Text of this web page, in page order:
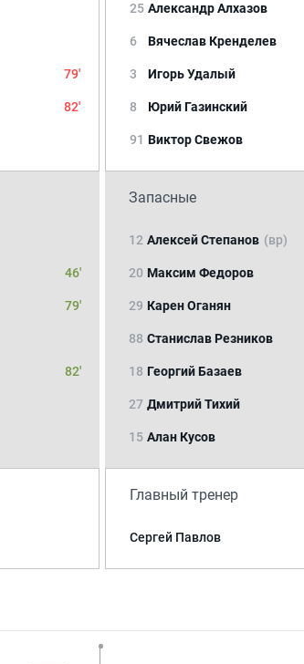
79'
82'
46'
79'
82'
25 Александр Алхазов
6 Вячеслав Кренделев
3 Игорь Удалый
8 Юрий Газинский
91 Виктор Свежов
Запасные
12 Алексей Степанов (вр)
20 Максим Федоров
29 Карен Оганян
88 Станислав Резников
18 Георгий Базаев
27 Дмитрий Тихий
15 Алан Кусов
Главный тренер
Сергей Павлов